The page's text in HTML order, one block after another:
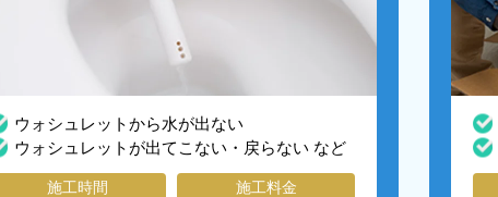
ウォシュレットから水が出ない
ウォシュレットが出てこない・戻らない など
施工時間 施工料金